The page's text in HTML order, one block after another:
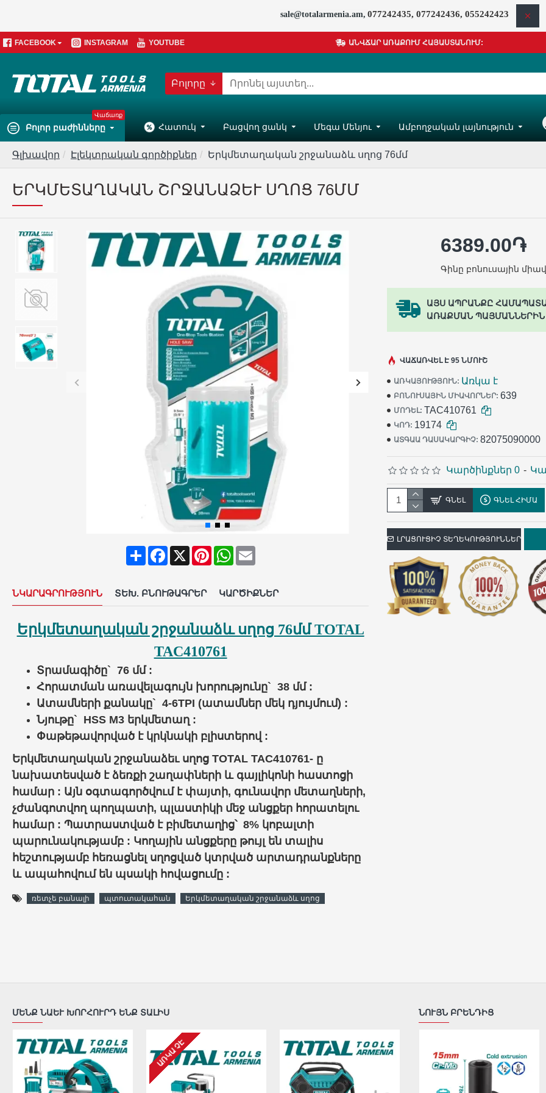
sale@totalarmenia.am, 077242435, 077242436, 055242423
FACEBOOK INSTAGRAM YOUTUBE ԱՆՎՃԱՐ ԱՌԱՔՈՒՄ ՀԱՅԱՍՏԱՆՈՒՄ:
Բոլորը
Բոլոր բաժինները
Վաճառք
Հատուկ Բացվող ցանկ Մեգա Մենյու Ամբողջական լայնություն
Գլխավոր Էլեկտրական գործիքներ Երկմետաղական շրջանաձև սղոց 76մմ
ԵՐԿՄԵՏԱՂԱԿԱՆ ՇՐՋԱՆԱՁԵՒ ՍՂՈՑ 76ՄՄ
ShareFacebook
X PinterestWhatsApp
Email
ՆԿԱՐԱԳՐՈՒԹՅՈՒՆ ՏԵԽ. ԲՆՈՒԹԱԳՐԵՐ ԿԱՐԾԻՔՆԵՐ
Երկմետաղական շրջանաձև սղոց 76մմ TOTAL
TAC410761
Տրամագիծը` 76 մմ :
Հորատման առավելագույն խորությունը` 38 մմ :
Ատամների քանակը` 4-6TPI (ատամներ մեկ դյույմում) :
Նյութը` HSS M3 երկմետաղ :
Փաթեթավորված է կրկնակի բլիստերով :
Երկմետաղական շրջանաձեւ սղոց TOTAL TAC410761- ը
նախատեսված է ձեռքի շաղափների և գայլիկոնի հաստոցի
համար : Այն օգտագործվում է փայտի, գունավոր մետաղների,
չժանգոտվող պողպատի, պլաստիկի մեջ անցքեր հորատելու
համար : Պատրաստված է բիմետաղից՝ 8% կոբալտի
պարունակությամբ : Կողային անցքերը թույլ են տալիս
հեշտությամբ հեռացնել սղոցված կտրված արտադրանքները
և ապահովում են պսակի հովացումը :
ԱՅՍ ԱՊՐԱՆՔԸ
ԱՌԱՔՄԱՆ ՊԱՅՄԱՆՆԵՐԻՆ
ԱՌԿԱՅՈՒԹՅՈՒՆ: Առկա է
ԲՈՆՈՒՍԱՅԻՆ ՄԻԱՎՈՐՆԵՐ: 639
ՄՈԴԵԼ: TAC410761
ԿՈԴ: 19174
ԱՏԳԱԱ ԴԱՍԱԿԱՐԳԻՉ: 82075090000
ՎԱՃԱՌՎԵԼ Է 95 ՆՄՈՒՇ
Կարծինքներ 0 -
6389.00֏
Գինը բոնուսային
ԳՆԵԼ ԳՆԵԼ ՀԻՄԱ
ԼՐԱՑՈՒՑԻՉ ՏԵՂԵԿՈՒԹՅՈՒՆՆԵՐ
ռետչե բանալի պտուտակահան Երկմետաղական շրջանաձև սղոց
ՄԵՆՔ ՆԱԵՒ ԽՈՐՀՈՒՐԴ ԵՆՔ ՏԱԼԻՍ
ԱՌԿԱ ՉԷ
ՆՈՒՅՆ ԲՐԵՆԴԻՑ
ԱՌԿԱ ՉԷ